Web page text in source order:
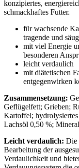
konzipiertes,
schmackhaftes Futter.
für wachsende
tragende und
mit viel Energie
besonderen
leicht verdaulich
mit diätetischen
entgegenwirken
Zusammensetzung:
Geflügelfett; Grieben;
Kartoffel;
Lachsöl 0,50 %;
Leicht verdaulich: Die
Bearbeitung der
Verdaulichkeit und